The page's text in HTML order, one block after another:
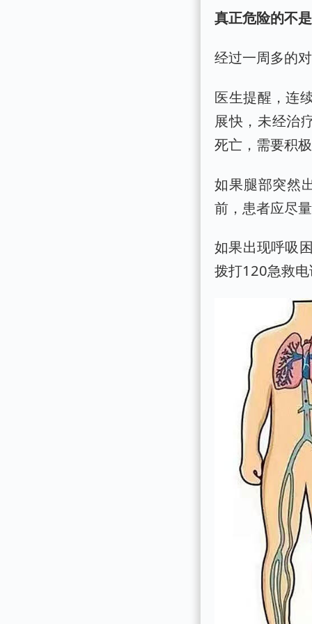
真正危险的不
经过一周多的
医生提醒，连
展快，未经治
死亡，需要积
如果腿部突然
前，患者应尽
如果出现呼吸
拨打120急救